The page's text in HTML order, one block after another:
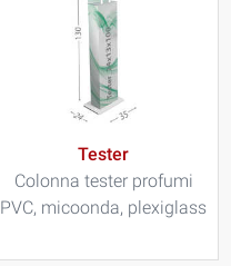
Tester
Colonna tester profumi
PVC, micoonda, plexiglass